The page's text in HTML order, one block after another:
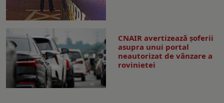
CNAIR avertizează șoferii
asupra unui portal
neautorizat de vânzare a
rovinietei